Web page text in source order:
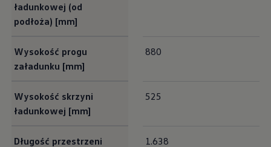
ładunkowej (od
podłoża) [mm]
Wysokość progu
załadunku [mm]
880
Wysokość skrzyni
ładunkowej [mm]
525
Długość przestrzeni
1.638